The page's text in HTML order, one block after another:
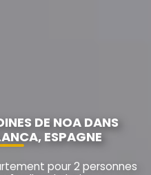
DE NOA DANS
ESPAGNE
pour 2 personnes